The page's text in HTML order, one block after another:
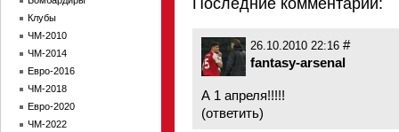
Последние комментарии:
26.10.2010 22:16 #
fantasy-arsenal
А 1 апреля!!!!!
(ответить)
Клубы
ЧМ-2010
ЧМ-2014
Евро-2016
ЧМ-2018
Евро-2020
ЧМ-2022